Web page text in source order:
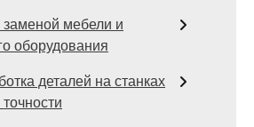
заменой мебели и
оборудования
деталей на станках